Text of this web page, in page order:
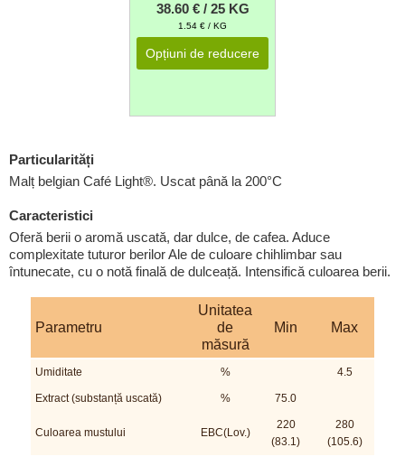
38.60 € / 25 KG
1.54 € / KG
Opțiuni de reducere
Particularități
Malț belgian Café Light®. Uscat până la 200°C
Caracteristici
Oferă berii o aromă uscată, dar dulce, de cafea. Aduce
complexitate tuturor berilor Ale de culoare chihlimbar sau
întunecate, cu o notă finală de dulceață. Intensifică culoarea berii.
Parametru
Unitatea
de
măsură
Min Max
Umiditate % 4.5
Extract (substanță uscată) % 75.0
Culoarea mustului EBC(Lov.)
220
(83.1)
280
(105.6)